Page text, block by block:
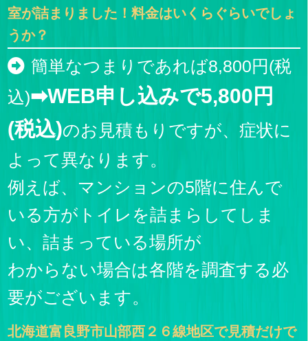
室が詰まりました！料金はいくらぐらいでしょ
うか？
簡単なつまりであれば8,800円(税
込)➡WEB申し込みで5,800円
(税込)のお見積もりですが、症状に
よって異なります。
例えば、マンションの5階に住んで
いる方がトイレを詰まらしてしま
い、詰まっている場所が
わからない場合は各階を調査する必
要がございます。
北海道富良野市山部西２６線地区で見積だけで